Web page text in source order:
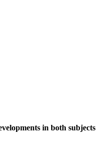
in both subjects